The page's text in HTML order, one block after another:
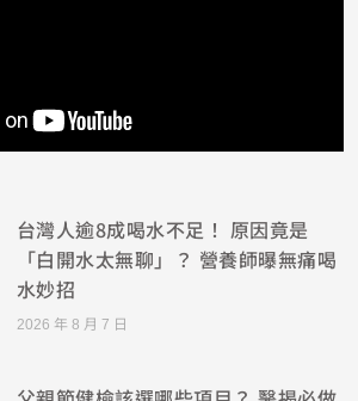
台灣人逾8成喝水不足！ 原因竟是
「白開水太無聊」？ 營養師曝無痛喝
水妙招
2026 年 8 月 7 日